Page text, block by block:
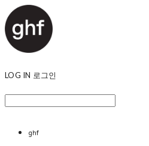
LOG IN 로그인
ghf